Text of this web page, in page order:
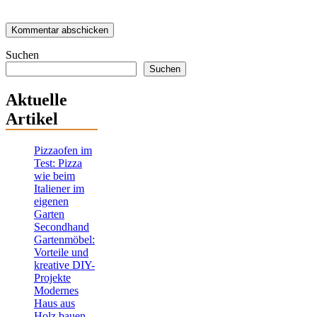
Suchen
Suchen
Aktuelle
Artikel
Pizzaofen im
Test: Pizza
wie beim
Italiener im
eigenen
Garten
Secondhand
Gartenmöbel:
Vorteile und
kreative DIY-
Projekte
Modernes
Haus aus